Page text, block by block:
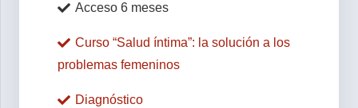
Acceso 6 meses
Curso “Salud íntima”: la solución a los
problemas femeninos
Diagnóstico